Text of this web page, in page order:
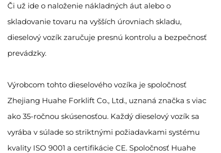
Či už ide o naloženie nákladných áut alebo o
skladovanie tovaru na vyšších úrovniach skladu,
dieselový vozík zaručuje presnú kontrolu a bezpečnosť
prevádzky.
Výrobcom tohto dieselového vozíka je spoločnosť
Zhejiang Huahe Forklift Co., Ltd., uznaná značka s viac
ako 35-ročnou skúsenosťou. Každý dieselový vozík sa
vyrába v súlade so striktnými požiadavkami systému
kvality ISO 9001 a certifikácie CE. Spoločnosť Huahe